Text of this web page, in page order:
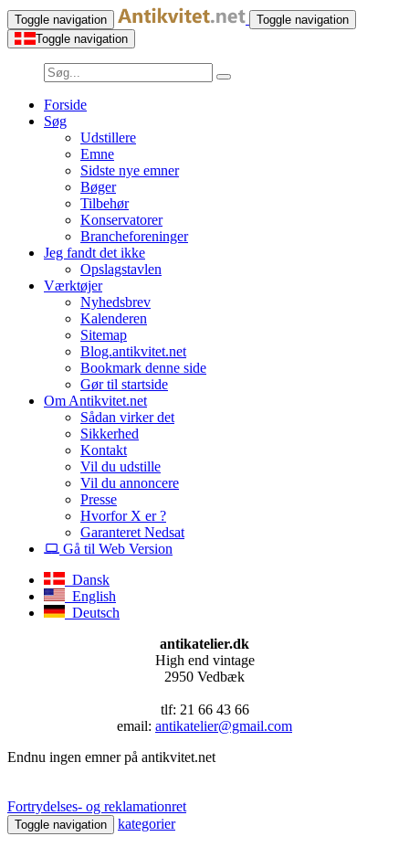
Toggle navigation
Toggle navigation
Toggle navigation
Forside
Søg
Udstillere
Emne
Sidste nye emner
Bøger
Tilbehør
Konservatorer
Brancheforeninger
Jeg fandt det ikke
Opslagstavlen
Værktøjer
Nyhedsbrev
Kalenderen
Sitemap
Blog.antikvitet.net
Bookmark denne side
Gør til startside
Om Antikvitet.net
Sådan virker det
Sikkerhed
Kontakt
Vil du udstille
Vil du annoncere
Presse
Hvorfor X er ?
Garanteret Nedsat
Gå til Web Version
Dansk
English
Deutsch
antikatelier.dk
High end vintage
2950 Vedbæk
tlf: 21 66 43 66
email: antikatelier@gmail.com
Endnu ingen emner på antikvitet.net
Fortrydelses- og reklamationret
Toggle navigation kategorier